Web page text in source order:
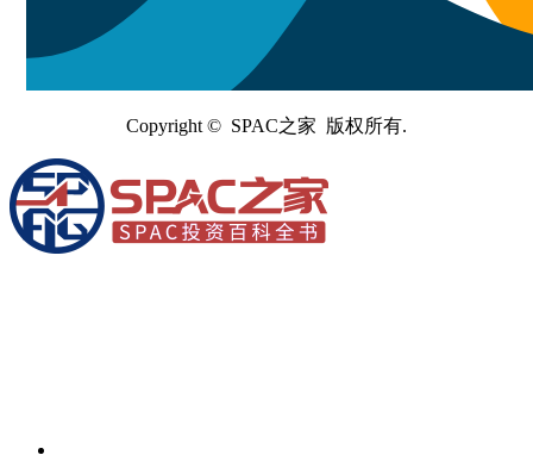
Copyright © SPAC之家 版权所有.